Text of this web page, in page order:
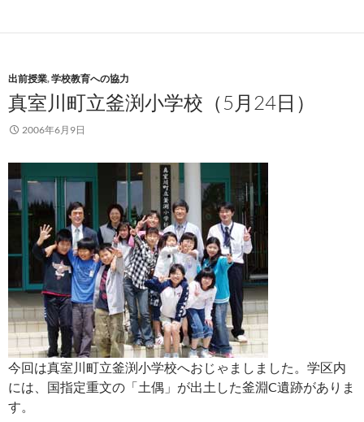
出前授業,学校教育への協力
真室川町立釜渕小学校（5月24日）
2006年6月9日
今回は真室川町立釜渕小学校へおじゃましました。学区内
には、国指定重文の「土偶」が出土した釜淵C遺跡がありま
す。